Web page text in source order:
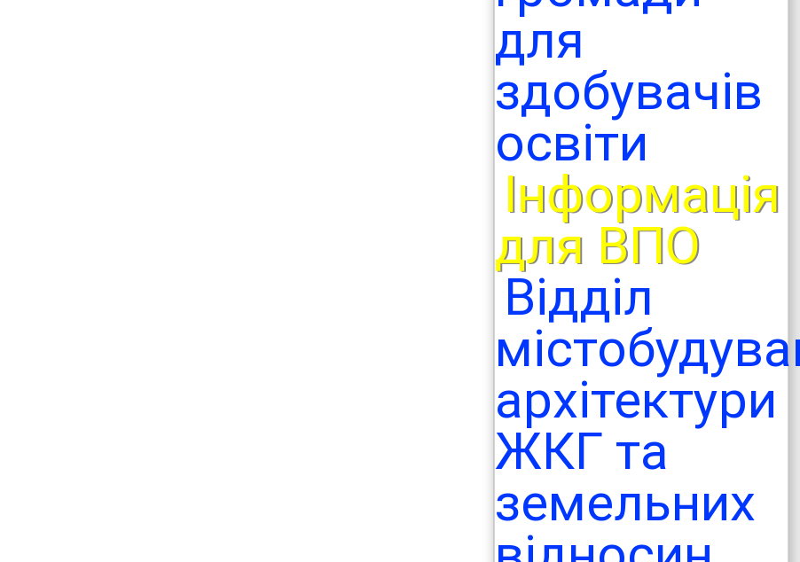
для
здобувачів
освіти
Інформація
для ВПО
Відділ
архітектури
ЖКГ та
земельних